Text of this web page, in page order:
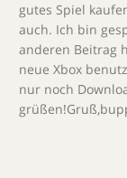
gutes Spiel
auch. Ich bin
anderen Beitrag
neue Xbox
nur noch